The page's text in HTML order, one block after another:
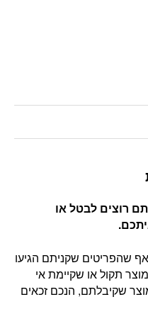
רוצים לבטל או
.
שהפריטים שקניתם הגיעו
תקול או שקיימת אי
שקיבלתם, הנכם זכאים